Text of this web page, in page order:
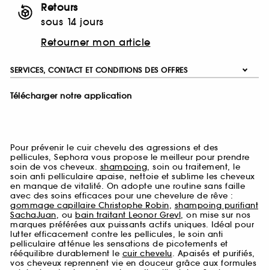
Retours
sous 14 jours
Retourner mon article
SERVICES, CONTACT ET CONDITIONS DES OFFRES
Télécharger notre application
Pour prévenir le cuir chevelu des agressions et des
pellicules, Sephora vous propose le meilleur pour prendre
soin de vos cheveux. shampoing, soin ou traitement, le
soin anti pelliculaire apaise, nettoie et sublime les cheveux
en manque de vitalité. On adopte une routine sans faille
avec des soins efficaces pour une chevelure de rêve :
gommage capillaire Christophe Robin, shampoing purifiant
SachaJuan, ou bain traitant Leonor Greyl, on mise sur nos
marques préférées aux puissants actifs uniques. Idéal pour
lutter efficacement contre les pellicules, le soin anti
pelliculaire atténue les sensations de picotements et
rééquilibre durablement le cuir chevelu. Apaisés et purifiés,
vos cheveux reprennent vie en douceur grâce aux formules